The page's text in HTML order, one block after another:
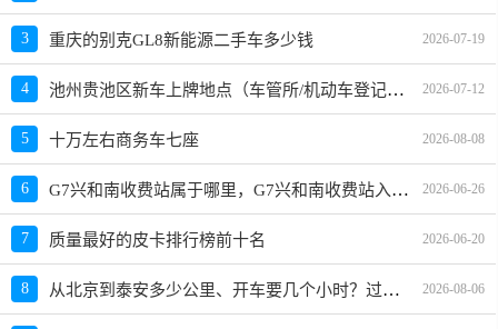
3 重庆的别克GL8新能源二手车多少钱 2026-07-19
4 池州贵池区新车上牌地点（车管所/机动车登记服务站）、上班时间、电话 2026-07-12
5 十万左右商务车七座 2026-08-08
6 G7兴和南收费站属于哪里，G7兴和南收费站入口的详细地址 2026-06-26
7 质量最好的皮卡排行榜前十名 2026-06-20
8 从北京到泰安多少公里、开车要几个小时？过路费、油费等 2026-08-06